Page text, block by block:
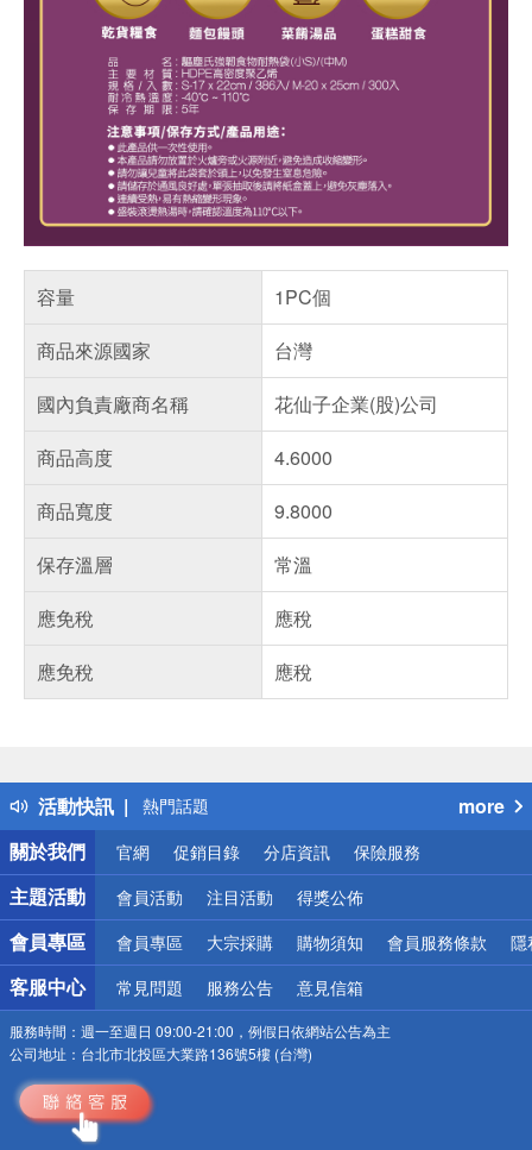
容量
1PC個
商品來源國家
台灣
國內負責廠商名稱
花仙子企業(股)公司
商品高度
4.6000
商品寬度
9.8000
保存溫層
常溫
應免稅
應稅
應免稅
應稅
活動快訊
得獎公告
熱門話題
銀行優惠
偏遠地區配送
詐騙網頁！請小心！
more
關於我們
官網 促銷目錄 分店資訊 保險服務
主題活動 會員活動 注目活動 得獎公佈
會員專區 會員專區 大宗採購 購物須知 會員服務條款 隱
客服中心 常見問題 服務公告 意見信箱
服務時間： 週一至週日 09:00-21:00，例假日依網站公告為主
公司地址： 台北市北投區大業路136號5樓 (台灣)